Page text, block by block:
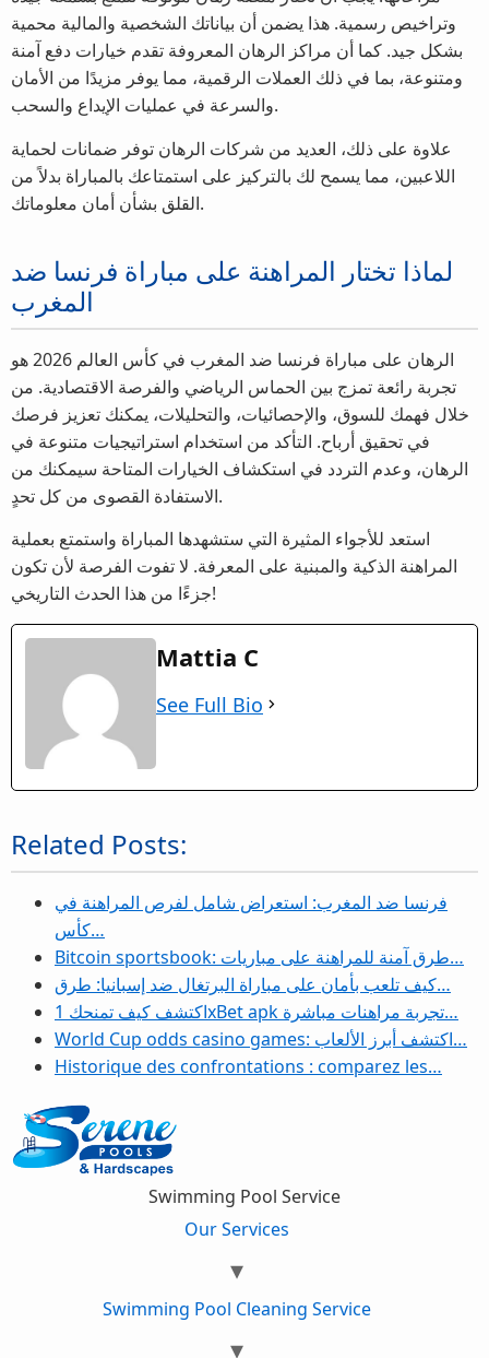
وتراخيص رسمية. هذا يضمن أن بياناتك الشخصية والمالية محمية
بشكل جيد. كما أن مراكز الرهان المعروفة تقدم خيارات دفع آمنة
ومتنوعة، بما في ذلك العملات الرقمية، مما يوفر مزيدًا من الأمان
والسرعة في عمليات الإيداع والسحب.
علاوة على ذلك، العديد من شركات الرهان توفر ضمانات لحماية
اللاعبين، مما يسمح لك بالتركيز على استمتاعك بالمباراة بدلاً من
القلق بشأن أمان معلوماتك.
لماذا تختار المراهنة على مباراة فرنسا ضد
المغرب
الرهان على مباراة فرنسا ضد المغرب في كأس العالم 2026 هو
تجربة رائعة تمزج بين الحماس الرياضي والفرصة الاقتصادية. من
خلال فهمك للسوق، والإحصائيات، والتحليلات، يمكنك تعزيز فرصك
في تحقيق أرباح. التأكد من استخدام استراتيجيات متنوعة في
الرهان، وعدم التردد في استكشاف الخيارات المتاحة سيمكنك من
الاستفادة القصوى من كل تحدٍ.
استعد للأجواء المثيرة التي ستشهدها المباراة واستمتع بعملية
المراهنة الذكية والمبنية على المعرفة. لا تفوت الفرصة لأن تكون
جزءًا من هذا الحدث التاريخي!
Mattia C
See Full Bio
Related Posts:
فرنسا ضد المغرب: استعراض شامل لفرص المراهنة في
كأس…
Bitcoin sportsbook: طرق آمنة للمراهنة على مباريات…
كيف تلعب بأمان على مباراة البرتغال ضد إسبانيا: طرق…
اكتشف كيف تمنحك 1xBet apk تجربة مراهنات مباشرة…
World Cup odds casino games: اكتشف أبرز الألعاب…
Historique des confrontations : comparez les…
Swimming Pool Service
Our Services
Swimming Pool Cleaning Service